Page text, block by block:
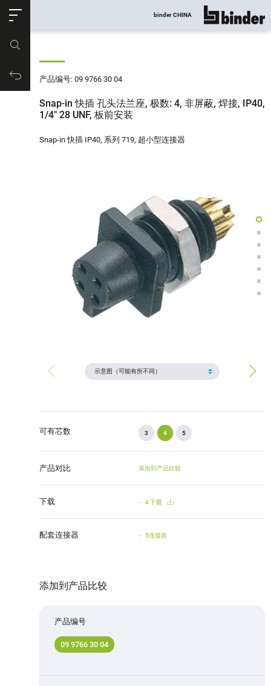
购物车
binder CHINA 显示所有
产品编号: 09 9766 30 04
Snap-in 快插 孔头法兰座, 极数: 4, 非屏蔽, 焊接, IP40,
1/4" 28 UNF, 板前安装
Snap-in 快插 IP40, 系列 719, 超小型连接器
可有芯数 3 4 5
产品对比 添加到产品比较
下载 4 下载
配套连接器 5连接器
添加到产品比较
产品编号
09 9766 30 04